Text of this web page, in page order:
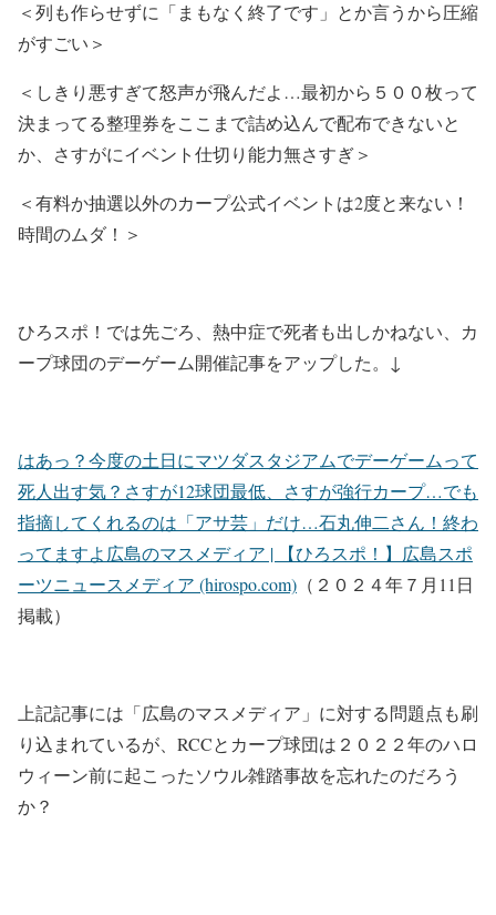
＜列も作らせずに「まもなく終了です」とか言うから圧縮
がすごい＞
＜しきり悪すぎて怒声が飛んだよ…最初から５００枚って
決まってる整理券をここまで詰め込んで配布できないと
か、さすがにイベント仕切り能力無さすぎ＞
＜有料か抽選以外のカープ公式イベントは2度と来ない！
時間のムダ！＞
ひろスポ！では先ごろ、熱中症で死者も出しかねない、カ
ープ球団のデーゲーム開催記事をアップした。↓
はあっ？今度の土日にマツダスタジアムでデーゲームって
死人出す気？さすが12球団最低、さすが強行カープ…でも
指摘してくれるのは「アサ芸」だけ…石丸伸二さん！終わ
ってますよ広島のマスメディア | 【ひろスポ！】広島スポ
ーツニュースメディア (hirospo.com) （２０２４年７月11日
掲載）
上記記事には「広島のマスメディア」に対する問題点も刷
り込まれているが、RCCとカープ球団は２０２２年のハロ
ウィーン前に起こったソウル雑踏事故を忘れたのだろう
か？